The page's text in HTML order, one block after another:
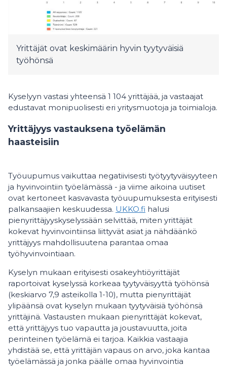
Yrittäjät ovat keskimäärin hyvin tyytyväisiä
työhönsä
Kyselyyn vastasi yhteensä 1 104 yrittäjää, ja vastaajat
edustavat monipuolisesti eri yritysmuotoja ja toimialoja.
Yrittäjyys vastauksena työelämän
haasteisiin
Työuupumus vaikuttaa negatiivisesti työtyytyväisyyteen
ja hyvinvointiin työelämässä - ja viime aikoina uutiset
ovat kertoneet kasvavasta työuupumuksesta erityisesti
palkansaajien keskuudessa. UKKO.fi halusi
pienyrittäjyyskyselyssään selvittää, miten yrittäjät
kokevat hyvinvointiinsa liittyvät asiat ja nähdäänkö
yrittäjyys mahdollisuutena parantaa omaa
työhyvinvointiaan.
Kyselyn mukaan erityisesti osakeyhtiöyrittäjät
raportoivat kyselyssä korkeaa tyytyväisyyttä työhönsä
(keskiarvo 7,9 asteikolla 1-10), mutta pienyrittäjät
ylipäänsä ovat kyselyn mukaan tyytyväisiä työhönsä
yrittäjinä. Vastausten mukaan pienyrittäjät kokevat,
että yrittäjyys tuo vapautta ja joustavuutta, joita
perinteinen työelämä ei tarjoa. Kaikkia vastaajia
yhdistää se, että yrittäjän vapaus on arvo, joka kantaa
työelämässä ja jonka päälle omaa hyvinvointia